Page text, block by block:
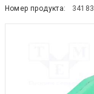
Номер продукта: